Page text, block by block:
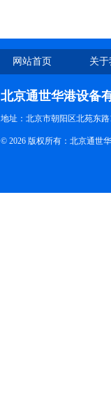
网站首页 关
北京通世华港设备
地址：北京市朝阳区北苑东路
© 2026 版权所有：北京通世